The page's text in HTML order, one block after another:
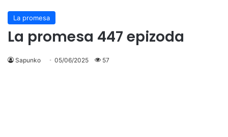
La promesa
La promesa 447 epizoda
Sapunko 05/06/2025 57